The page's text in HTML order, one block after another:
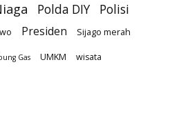
Polda DIY
Polisi
Presiden Sijago merah
Gas UMKM wisata